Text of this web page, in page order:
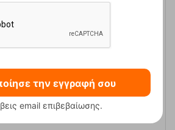
Βάλια Κάλντα-Μέτσοβο 1:40.000
9,50
την εγγραφή σου
email επιβεβαίωσης.